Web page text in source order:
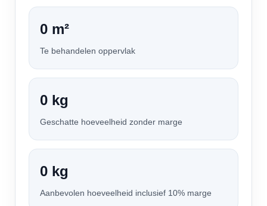
0 m²
Te behandelen oppervlak
0 kg
Geschatte hoeveelheid zonder marge
0 kg
Aanbevolen hoeveelheid inclusief 10% marge